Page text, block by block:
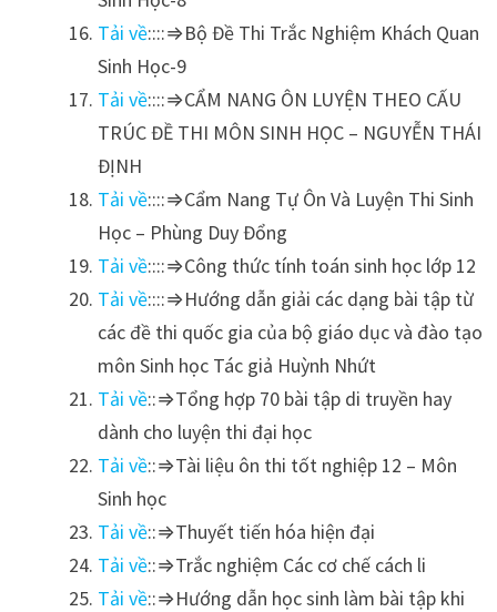
Tải về::::⇒Bộ Đề Thi Trắc Nghiệm Khách Quan
Sinh Học-9
Tải về::::⇒CẨM NANG ÔN LUYỆN THEO CẤU
TRÚC ĐỀ THI MÔN SINH HỌC – NGUYỄN THÁI
ĐỊNH
Tải về::::⇒Cẩm Nang Tự Ôn Và Luyện Thi Sinh
Học – Phùng Duy Đổng
Tải về::::⇒Công thức tính toán sinh học lớp 12
Tải về::::⇒Hướng dẫn giải các dạng bài tập từ
các đề thi quốc gia của bộ giáo dục và đào tạo
môn Sinh học Tác giả Huỳnh Nhứt
Tải về::⇒Tổng hợp 70 bài tập di truyền hay
dành cho luyện thi đại học
Tải về::⇒Tài liệu ôn thi tốt nghiệp 12 – Môn
Sinh học
Tải về::⇒Thuyết tiến hóa hiện đại
Tải về::⇒Trắc nghiệm Các cơ chế cách li
Tải về::⇒Hướng dẫn học sinh làm bài tập khi